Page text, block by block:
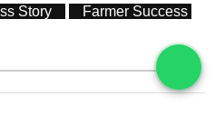
Story Farmer Success